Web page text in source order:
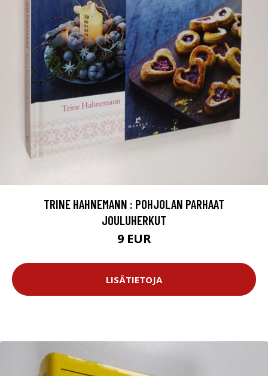
TRINE HAHNEMANN : POHJOLAN PARHAAT
JOULUHERKUT
9 EUR
LISÄTIETOJA